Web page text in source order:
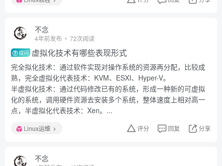
不念
4年前发布 72次阅读
提问 虚拟化技术有哪些表现形式
完全拟化技术：通过软件实现对操作系统的资源再分配，比较成
熟，完全虚拟化代表技术：KVM、ESXI、Hyper-V。
半虚拟化技术：通过代码修改已有的系统，形成一种新的可虚拟
化的系统，调用硬件资源去安装多个系统，整体速度上相对高一
点，半虚拟化代表技术：Xen。...
Linux运维 评分 回复 分享
不念